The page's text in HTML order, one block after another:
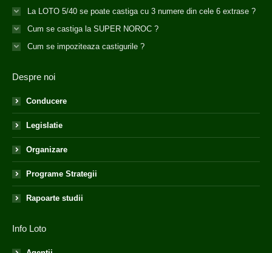
La LOTO 5/40 se poate castiga cu 3 numere din cele 6 extrase ?
Cum se castiga la SUPER NOROC ?
Cum se impoziteaza castigurile ?
Despre noi
Conducere
Legislatie
Organizare
Programe Strategii
Rapoarte studii
Info Loto